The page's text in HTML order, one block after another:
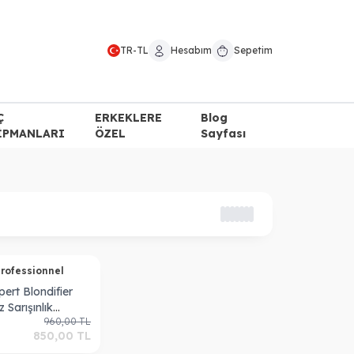
TR-TL Hesabım Sepetim
ERKEKLERE
ÖZEL
Blog
Sayfası
Blondifier
Mor Şampuan
960,00TL
850,00 TL